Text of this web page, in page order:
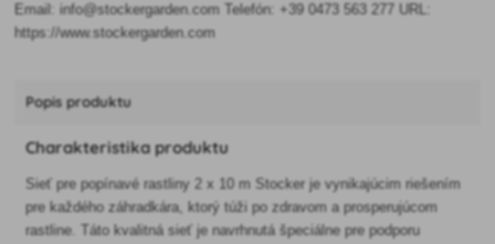
Email: info@stockergarden.com Telefón: +39 0473 563 277 URL:
https://www.stockergarden.com
Popis produktu
Charakteristika produktu
Sieť pre popínavé rastliny 2 x 10 m Stocker je vynikajúcim riešením
pre každého záhradkára, ktorý túži po zdravom a prosperujúcom
rastline. Táto kvalitná sieť je navrhnutá špeciálne pre podporu